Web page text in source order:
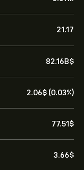
21.17
82.16B‎$‎
2.06‎$‎ (0.03%)
77.51‎$‎
3.66‎$‎